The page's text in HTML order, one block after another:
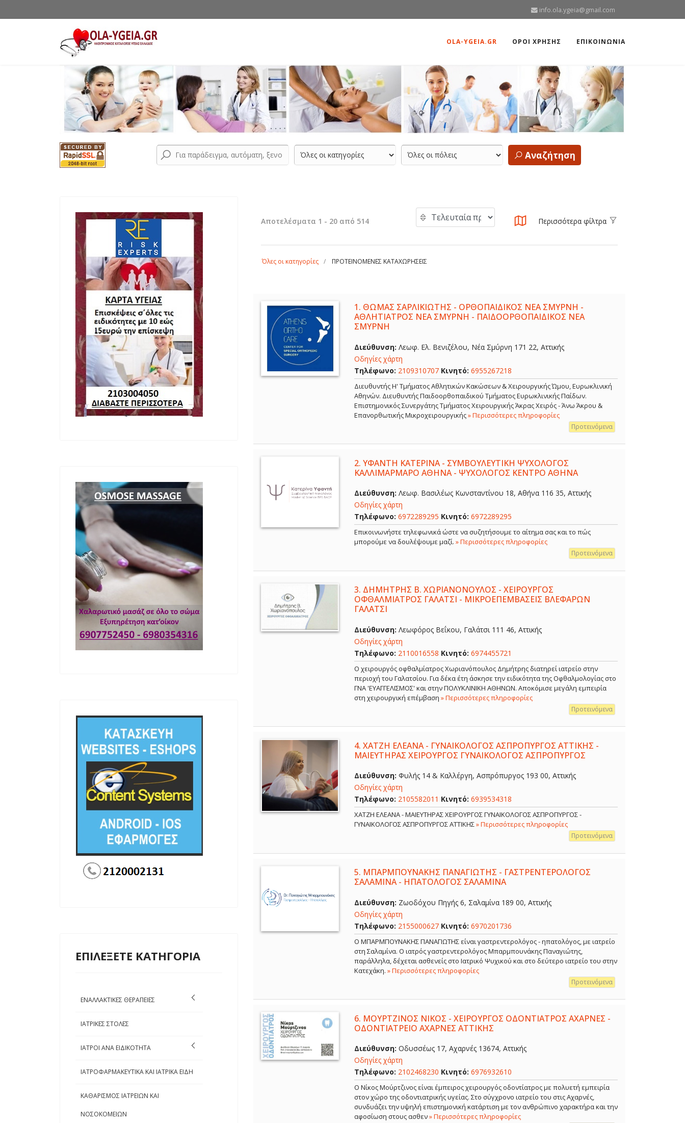
info.ola.ygeia@gmail.com
OLA-YGEIA.GR ΟΡΟΙ ΧΡΗΣΗΣ ΕΠΙΚΟΙΝΩΝΙΑ
Αναζήτηση
ΕΠΙΛΕΞΕΤΕ ΚΑΤΗΓΟΡΙΑ
ΕΝΑΛΛΑΚΤΙΚΕΣ ΘΕΡΑΠΕΙΕΣ
ΙΑΤΡΙΚΕΣ ΣΤΟΛΕΣ
ΙΑΤΡΟΙ ΑΝΑ ΕΙΔΙΚΟΤΗΤΑ
ΙΑΤΡΟΦΑΡΜΑΚΕΥΤΙΚΑ ΚΑΙ ΙΑΤΡΙΚΑ ΕΙΔΗ
ΚΑΘΑΡΙΣΜΟΣ ΙΑΤΡΕΙΩΝ ΚΑΙ
ΝΟΣΟΚΟΜΕΙΩΝ
Αποτελέσματα 1 - 20 από 514 Περισσότερα φίλτρα
Όλες οι κατηγορίες ΠΡΟΤΕΙΝΟΜΕΝΕΣ ΚΑΤΑΧΩΡΗΣΕΙΣ
1. ΘΩΜΑΣ ΣΑΡΛΙΚΙΩΤΗΣ - ΟΡΘΟΠΑΙΔΙΚΟΣ ΝΕΑ ΣΜΥΡΝΗ -
ΑΘΛΗΤΙΑΤΡΟΣ ΝΕΑ ΣΜΥΡΝΗ - ΠΑΙΔΟΟΡΘΟΠΑΙΔΙΚΟΣ ΝΕΑ
ΣΜΥΡΝΗ
Διεύθυνση: Λεωφ. Ελ. Βενιζέλου, Νέα Σμύρνη 171 22, Αττικής
Οδηγίες χάρτη
Τηλέφωνο: 2109310707 Κινητό: 6955267218
Διευθυντής Η' Τμήματος Αθλητικών Κακώσεων & Χειρουργικής Ώμου, Ευρωκλινική
Αθηνών. Διευθυντής Παιδοορθοπαιδικού Τμήματος Ευρωκλινικής Παίδων.
Επιστημονικός Συνεργάτης Τμήματος Χειρουργικής Άκρας Χειρός - Άνω Άκρου &
Επανορθωτικής Μικροχειρουργικής» Περισσότερες πληροφορίες
Προτεινόμενα
2. ΥΦΑΝΤΗ ΚΑΤΕΡΙΝΑ - ΣΥΜΒΟΥΛΕΥΤΙΚΗ ΨΥΧΟΛΟΓΟΣ
ΚΑΛΛΙΜΑΡΜΑΡΟ ΑΘΗΝΑ - ΨΥΧΟΛΟΓΟΣ ΚΕΝΤΡΟ ΑΘΗΝΑ
Διεύθυνση: Λεωφ. Βασιλέως Κωνσταντίνου 18, Αθήνα 116 35, Αττικής
Οδηγίες χάρτη
Τηλέφωνο: 6972289295 Κινητό: 6972289295
Επικοινωνήστε τηλεφωνικά ώστε να συζητήσουμε το αίτημα σας και το πώς
μπορούμε να δουλέψουμε μαζί. » Περισσότερες πληροφορίες
Προτεινόμενα
3. ΔΗΜΗΤΡΗΣ Β. ΧΩΡΙΑΝΟΝΟΥΛΟΣ - ΧΕΙΡΟΥΡΓΟΣ
ΟΦΘΑΛΜΙΑΤΡΟΣ ΓΑΛΑΤΣΙ - ΜΙΚΡΟΕΠΕΜΒΑΣΕΙΣ ΒΛΕΦΑΡΩΝ
ΓΑΛΑΤΣΙ
Διεύθυνση: Λεωφόρος Βεΐκου, Γαλάτσι 111 46, Αττικής
Οδηγίες χάρτη
Τηλέφωνο: 2110016558 Κινητό: 6974455721
Ο χειρουργός οφθαλμίατρος Χωριανόπουλος Δημήτρης διατηρεί ιατρείο στην
περιοχή του Γαλατσίου. Για δέκα έτη άσκησε την ειδικότητα της Οφθαλμολογίας στο
ΓΝΑ 'ΕΥΑΓΓΕΛΙΣΜΟΣ' και στην ΠΟΛΥΚΛΙΝΙΚΗ ΑΘΗΝΩΝ. Αποκόμισε μεγάλη εμπειρία
στη χειρουργική επέμβαση » Περισσότερες πληροφορίες
Προτεινόμενα
4. ΧΑΤΖΗ ΕΛΕΑΝΑ - ΓΥΝΑΙΚΟΛΟΓΟΣ ΑΣΠΡΟΠΥΡΓΟΣ ΑΤΤΙΚΗΣ -
ΜΑΙΕΥΤΗΡΑΣ ΧΕΙΡΟΥΡΓΟΣ ΓΥΝΑΙΚΟΛΟΓΟΣ ΑΣΠΡΟΠΥΡΓΟΣ
Διεύθυνση: Φυλής 14 & Καλλέργη, Ασπρόπυργος 193 00, Αττικής
Οδηγίες χάρτη
Τηλέφωνο: 2105582011 Κινητό: 6939534318
ΧΑΤΖΗ ΕΛΕΑΝΑ - ΜΑΙΕΥΤΗΡΑΣ ΧΕΙΡΟΥΡΓΟΣ ΓΥΝΑΙΚΟΛΟΓΟΣ ΑΣΠΡΟΠΥΡΓΟΣ -
ΓΥΝΑΙΚΟΛΟΓΟΣ ΑΣΠΡΟΠΥΡΓΟΣ ΑΤΤΙΚΗΣ» Περισσότερες πληροφορίες
Προτεινόμενα
5. ΜΠΑΡΜΠΟΥΝΑΚΗΣ ΠΑΝΑΓΙΩΤΗΣ - ΓΑΣΤΡΕΝΤΕΡΟΛΟΓΟΣ
ΣΑΛΑΜΙΝΑ - ΗΠΑΤΟΛΟΓΟΣ ΣΑΛΑΜΙΝΑ
Διεύθυνση: Ζωοδόχου Πηγής 6, Σαλαμίνα 189 00, Αττικής
Οδηγίες χάρτη
Τηλέφωνο: 2155000627 Κινητό: 6970201736
Ο ΜΠΑΡΜΠΟΥΝΑΚΗΣ ΠΑΝΑΓΙΩΤΗΣ είναι γαστρεντερολόγος - ηπατολόγος, με ιατρείο
στη Σαλαμίνα. Ο ιατρός γαστρεντερολόγος Μπαρμπουνάκης Παναγιώτης,
παράλληλα, δέχεται ασθενείς στο Ιατρικό Ψυχικού και στο δεύτερο ιατρείο του στην
Κατεχάκη. » Περισσότερες πληροφορίες
Προτεινόμενα
6. ΜΟΥΡΤΖΙΝΟΣ ΝΙΚΟΣ - ΧΕΙΡΟΥΡΓΟΣ ΟΔΟΝΤΙΑΤΡΟΣ ΑΧΑΡΝΕΣ -
ΟΔΟΝΤΙΑΤΡΕΙΟ ΑΧΑΡΝΕΣ ΑΤΤΙΚΗΣ
Διεύθυνση: Οδυσσέως 17, Αχαρνές 13674, Αττικής
Οδηγίες χάρτη
Τηλέφωνο: 2102468230 Κινητό: 6976932610
Ο Νίκος Μούρτζινος είναι έμπειρος χειρουργός οδοντίατρος με πολυετή εμπειρία
στον χώρο της οδοντιατρικής υγείας. Στο σύγχρονο ιατρείο του στις Αχαρνές,
συνδυάζει την υψηλή επιστημονική κατάρτιση με τον ανθρώπινο χαρακτήρα και την
αφοσίωση στους ασθεν» Περισσότερες πληροφορίες